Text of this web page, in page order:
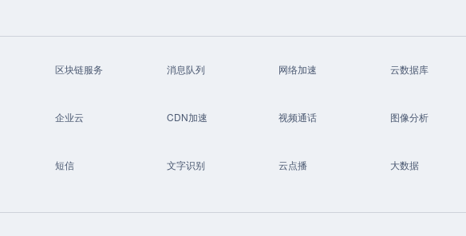
区块链服务 消息队列 网络加速 云数据库
企业云 CDN加速 视频通话 图像分析
短信 文字识别 云点播 大数据